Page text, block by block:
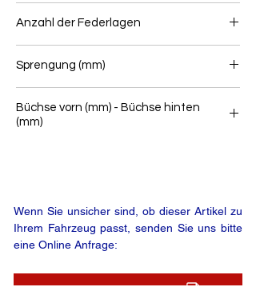
Anzahl der Federlagen
Sprengung (mm)
Büchse vorn (mm) - Büchse hinten
(mm)
Wenn Sie unsicher sind, ob dieser Artikel zu
Ihrem Fahrzeug passt, senden Sie uns bitte
eine Online Anfrage: